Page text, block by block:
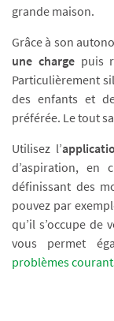
grande maison.
Grâce à son
une chargepuis
Particulièrement
des enfants et
préférée. Le tout
Utilisez l’
d’aspiration, en
définissant des
pouvez par
qu’il s’occupe de
vous permet
problèmes